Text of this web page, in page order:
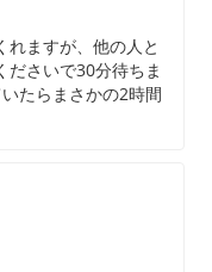
れますが、他の人と
ださいで30分待ちま
たらまさかの2時間